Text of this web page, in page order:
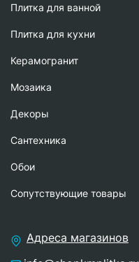
Плитка для ванной
Плитка для кухни
Керамогранит
Мозаика
Декоры
Сантехника
Обои
Сопутствующие товары
Адреса магазинов